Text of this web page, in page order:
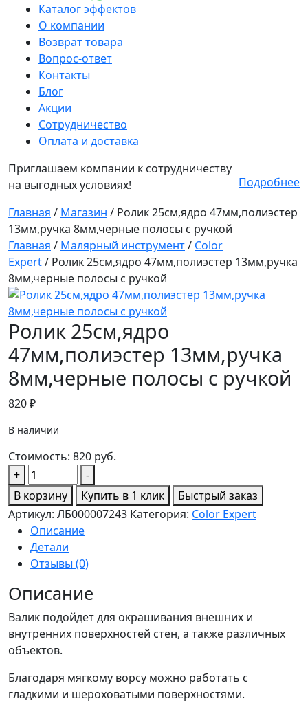
Каталог эффектов
О компании
Возврат товара
Вопрос-ответ
Контакты
Блог
Акции
Сотрудничество
Оплата и доставка
Приглашаем компании к сотрудничеству
на выгодных условиях!
Подробнее
Главная / Магазин / Ролик 25см,ядро 47мм,полиэстер
13мм,ручка 8мм,черные полосы с ручкой
Главная / Малярный инструмент/ Color
Expert/ Ролик 25см,ядро 47мм,полиэстер 13мм,ручка
8мм,черные полосы с ручкой
Ролик 25см,ядро
47мм,полиэстер 13мм,ручка
8мм,черные полосы с ручкой
820₽
В наличии
Стоимость: 820 руб.
+
Количество
товара
Ролик
25см,ядро
47мм,полиэстер
13мм,ручка
8мм,черные
полосы
с
ручкой
-
В корзину
Купить в 1 клик
Быстрый заказ
Артикул: ЛБ000007243 Категория: Color Expert
Описание
Детали
Отзывы (0)
Описание
Валик подойдет для окрашивания внешних и
внутренних поверхностей стен, а также различных
объектов.
Благодаря мягкому ворсу можно работать с
гладкими и шероховатыми поверхностями.